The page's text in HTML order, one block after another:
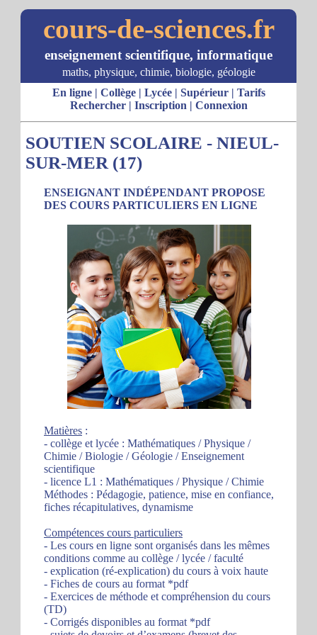
cours-de-sciences.fr
enseignement scientifique, informatique
maths, physique, chimie, biologie, géologie
En ligne| Collège| Lycée| Supérieur| Tarifs
Rechercher| Inscription | Connexion
SOUTIEN SCOLAIRE - NIEUL-
SUR-MER (17)
ENSEIGNANT INDÉPENDANT PROPOSE
DES COURS PARTICULIERS EN LIGNE
Matières :
- collège et lycée : Mathématiques / Physique /
Chimie / Biologie / Géologie / Enseignement
scientifique
- licence L1 : Mathématiques / Physique / Chimie
Méthodes : Pédagogie, patience, mise en confiance,
fiches récapitulatives, dynamisme
Compétences cours particuliers
- Les cours en ligne sont organisés dans les mêmes
conditions comme au collège / lycée / faculté
- explication (ré-explication) du cours à voix haute
- Fiches de cours au format *pdf
- Exercices de méthode et compréhension du cours
(TD)
- Corrigés disponibles au format *pdf